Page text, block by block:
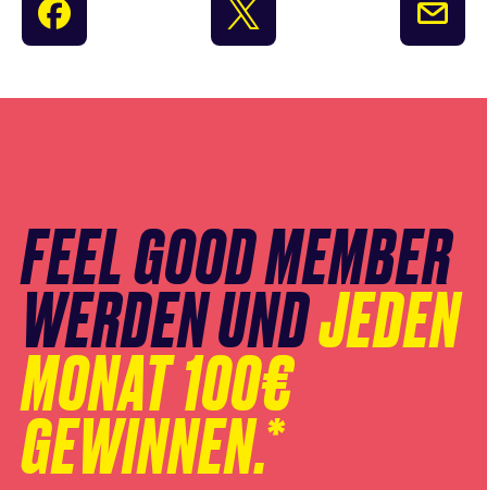
FEEL GOOD MEMBER
WERDEN UNDJEDEN
MONAT 100€
GEWINNEN.*